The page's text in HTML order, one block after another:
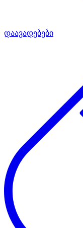
დაავადებები